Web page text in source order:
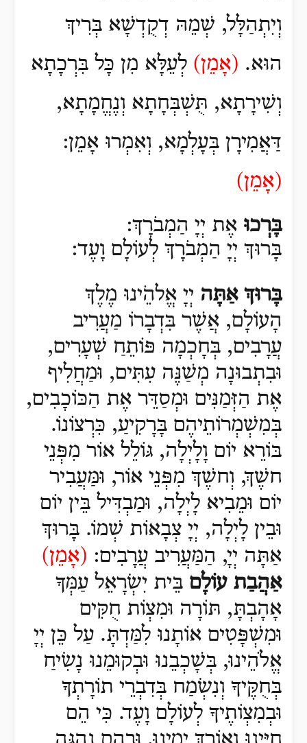
וְיִתְהַלָּל, שְׁמֵהּ דְקֻדְשָׁא בְּרִיךְ
הוּא. (אָמֵן) לְעֵלָּא מִן כָּל בִּרְכָתָא
וְשִׁירָתָא, תֻּשְׁבְּחָתָא וְנֶחֱמָתָא,
דַּאֲמִירָן בְּעָלְמָא, וְאִמְרוּ אָמֵן:
(אָמֵן)
בָּרְכוּ אֶת יְיָ הַמְבֹרָךְ:
בָּרוּךְ יְיָ הַמְבֹרָךְ לְעוֹלָם וָעֶד:
בָּרוּךְ אַתָּה יְיָ אֱלהֵֹינוּ מֶלֶךְ
הָעוֹלָם, אֲשֶׁר בִּדְבָרוֹ מַעֲרִיב
עֲרָבִים, בְּחָכְמָה פּוֹתֵחַ שְׁעָרִים,
וּבִתְבוּנָה מְשַׁנֶּה עִתִּים, וּמַחֲלִיף
אֶת הַזְּמַנִּים וּמְסַדֵּר אֶת הַכּוֹכָבִים,
בְּמִשְׁמְרוֹתֵיהֶם בָּרָקִיעַ, כִּרְצוֹנוֹ.
בּוֹרֵא יוֹם וָלָיְלָה, גּוֹלֵל אוֹר מִפְּנֵי
חשֶׁךְ, וְחשֶׁךְ מִפְּנֵי אוֹר, וּמַּעֲבִיר
יוֹם וּמֵבִיא לָיְלָה, וּמַבְדִּיל בֵּין יוֹם
וּבֵין לָיְלָה, יְיָ צְבָאוֹת שְׁמוֹ. בָּרוּךְ
אַתָּה יְיָ, הַמַּעֲרִיב עֲרָבִים: (אָמֵן)
אַהֲבַת עוֹלָם בֵּית יִשְׂרָאֵל עַמְּךָ
אָהָבְתָּ, תּוֹרָה וּמִצְוֹת חֻקִּים
וּמִשְׁפָּטִים אוֹתָנוּ לִמַּדְתָּ. עַל כֵּן יְיָ
אֱלֹהֵינוּ, בְּשָׁכְבֵנוּ וּבְקוּמֵנוּ נָשִׂיחַ
בְּחֻקֶּיךָ וְנִשְׂמַח בְּדִבְרֵי תוֹרָתְךָ
וּבְמִצְוֹתֶיךָ לְעוֹלָם וָעֶד. כִּי הֵם